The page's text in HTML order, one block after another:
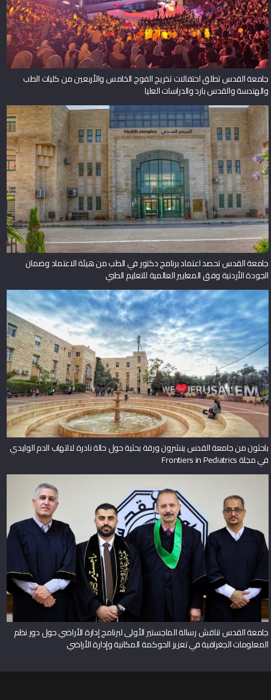
جامعة القدس تطلق احتفالات تخريج الفوج الخامس والأربعين من كليات الطب
والهندسة والقدس بارد والدراسات العليا
جامعة القدس تحصد اعتماد برنامج دكتور في الطب من هيئة الاعتماد وضمان
الجودة الأردنية وفق المعايير العالمية للتعليم الطبي
باحثون من جامعة القدس ينشرون ورقة بحثية حول حالة نادرة لالتهاب الدم الوليدي
في مجلة Frontiers in Pediatrics
جامعة القدس تناقش رسالة الماجستير الأولى لبرنامج إدارة الأراضي حول دور نظم
المعلومات الجغرافية في تعزيز الحوكمة المكانية وإدارة الأراضي